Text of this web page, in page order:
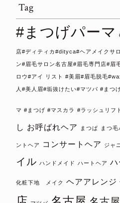
Tag
#まつげパーマ
店#ディティカ#dityca#ヘアメイクサ
ン#眉毛サロン名古屋#眉毛専門店#眉
ロウ#アイ リスト #美眉#眉毛脱毛
人#美人眉#垢抜けたい#マツパ #まつ
マ #まつげ #マスカラ #ラッシュリフ
し
お呼ばれヘア まつぱ まつ毛
ントヘア コンサートヘア ジャ
イル ハンドメイド ハートヘア
化粧下地 メイク ヘアアレンジ